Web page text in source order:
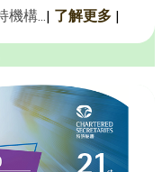
機構...| 了解更多 |